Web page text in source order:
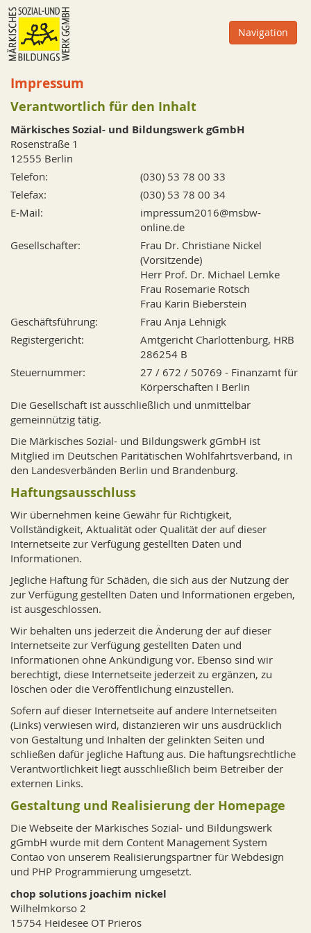
Zum
Inhalt
oder
zur
Navigation
Navigation
Impressum
Verantwortlich für den Inhalt
Märkisches Sozial- und Bildungswerk gGmbH
Rosenstraße 1
12555 Berlin
Telefon:
(030) 53 78 00 33
Telefax:
(030) 53 78 00 34
E-Mail:
impressum2016@msbw-
online.de
Gesellschafter:
Frau Dr. Christiane Nickel
(Vorsitzende)
Herr Prof. Dr. Michael Lemke
Frau Rosemarie Rotsch
Frau Karin Bieberstein
Geschäftsführung:
Frau Anja Lehnigk
Registergericht:
Amtgericht Charlottenburg, HRB
286254 B
Steuernummer:
27 / 672 / 50769 - Finanzamt für
Körperschaften I Berlin
Die Gesellschaft ist ausschließlich und unmittelbar
gemeinnützig tätig.
Die Märkisches Sozial- und Bildungswerk gGmbH ist
Mitglied im Deutschen Paritätischen Wohlfahrtsverband, in
den Landesverbänden Berlin und Brandenburg.
Haftungsausschluss
Wir übernehmen keine Gewähr für Richtigkeit,
Vollständigkeit, Aktualität oder Qualität der auf dieser
Internetseite zur Verfügung gestellten Daten und
Informationen.
Jegliche Haftung für Schäden, die sich aus der Nutzung der
zur Verfügung gestellten Daten und Informationen ergeben,
ist ausgeschlossen.
Wir behalten uns jederzeit die Änderung der auf dieser
Internetseite zur Verfügung gestellten Daten und
Informationen ohne Ankündigung vor. Ebenso sind wir
berechtigt, diese Internetseite jederzeit zu ergänzen, zu
löschen oder die Veröffentlichung einzustellen.
Sofern auf dieser Internetseite auf andere Internetseiten
(Links) verwiesen wird, distanzieren wir uns ausdrücklich
von Gestaltung und Inhalten der gelinkten Seiten und
schließen dafür jegliche Haftung aus. Die haftungsrechtliche
Verantwortlichkeit liegt ausschließlich beim Betreiber der
externen Links.
Gestaltung und Realisierung der Homepage
Die Webseite der Märkisches Sozial- und Bildungswerk
gGmbH wurde mit dem Content Management System
Contao von unserem Realisierungspartner für Webdesign
und PHP Programmierung umgesetzt.
chop solutions joachim nickel
Wilhelmkorso 2
15754 Heidesee OT Prieros